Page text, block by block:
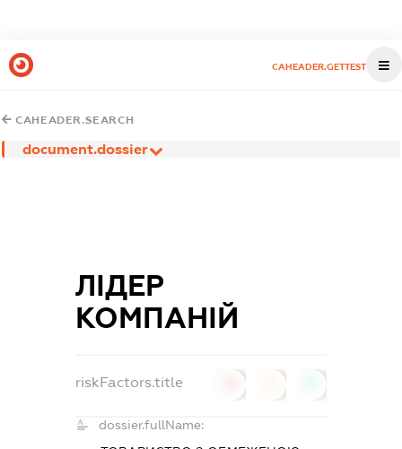
CAHEADER.GETTEST
CAHEADER.SEARCH
document.dossier
ЛІДЕР
КОМПАНІЙ
riskFactors.title
dossier.fullName: